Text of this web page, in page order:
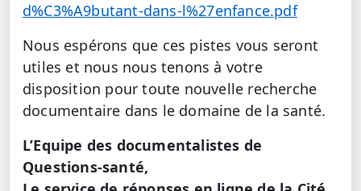
d%C3%A9butant-dans-l%27enfance.pdf
Nous espérons que ces pistes vous seront
utiles et nous nous tenons à votre
disposition pour toute nouvelle recherche
documentaire dans le domaine de la santé.
L’Equipe des documentalistes de
Questions-santé,